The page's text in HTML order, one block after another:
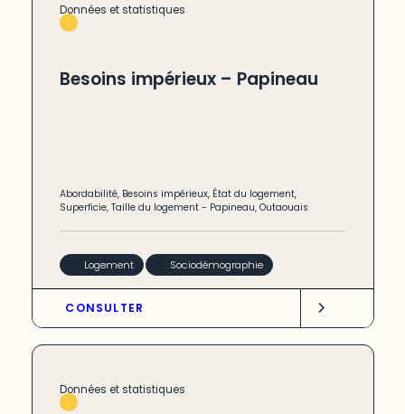
Données et statistiques
Besoins impérieux – Papineau
Abordabilité, Besoins impérieux, État du logement,
Superficie,Taille du logement - Papineau,Outaouais
Logement Sociodémographie
CONSULTER
Données et statistiques